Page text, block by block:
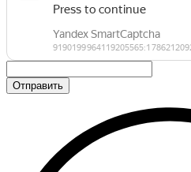
Отправить